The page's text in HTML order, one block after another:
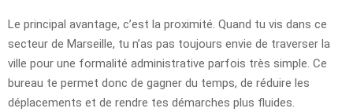
Le principal avantage, c’est la proximité. Quand tu vis dans ce
secteur de Marseille, tu n’as pas toujours envie de traverser la
ville pour une formalité administrative parfois très simple. Ce
bureau te permet donc de gagner du temps, de réduire les
déplacements et de rendre tes démarches plus fluides.